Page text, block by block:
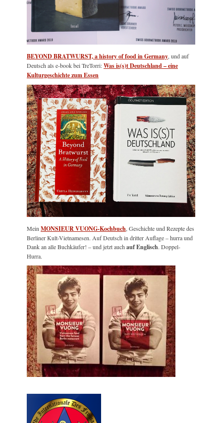
BEYOND BRATWURST, a history of food in Germany, und auf
Deutsch als e-book bei TreTorri:Was is(s)t Deutschland – eine
Kulturgeschichte zum Essen
MeinMONSIEUR VUONG-Kochbuch, Geschichte und Rezepte des
Berliner Kult-Vietnamesen. Auf Deutsch in dritter Auflage – hurra und
Dank an alle Buchkäufer! – und jetzt auchauf Englisch. Doppel-
Hurra.